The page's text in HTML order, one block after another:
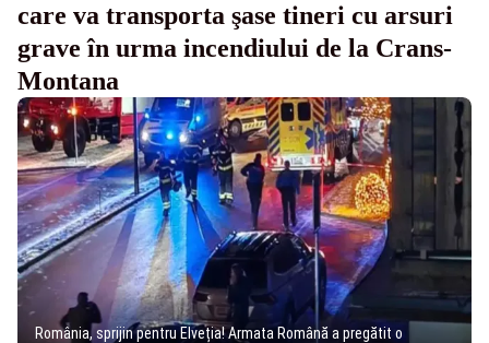
care va transporta şase tineri cu arsuri
grave în urma incendiului de la Crans-
Montana
România, sprijin pentru Elveția! Armata Română a pregătit o